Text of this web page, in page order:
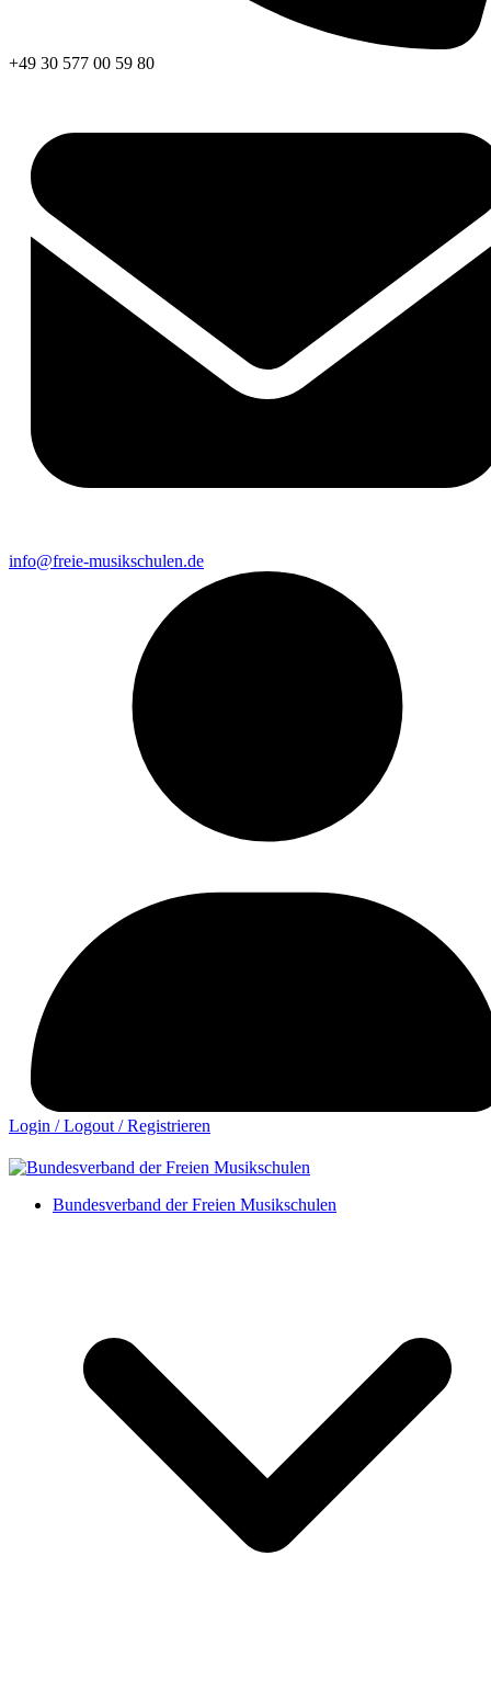
+49 30 577 00 59 80
info@freie-musikschulen.de
Login / Logout / Registrieren
Bundesverband der Freien Musikschulen